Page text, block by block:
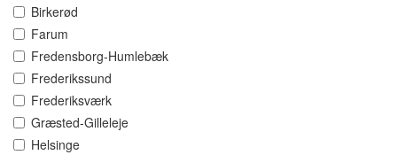
Birkerød
Farum
Fredensborg-Humlebæk
Frederikssund
Frederiksværk
Græsted-Gilleleje
Helsinge